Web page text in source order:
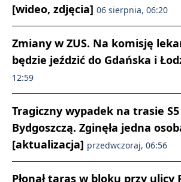
[wideo, zdjęcia] 06 sierpnia, 06:20
Zmiany w ZUS. Na komisję
będzie jeździć do Gdańska i
12:59
Tragiczny wypadek na trasie
Bydgoszczą. Zginęła jedna
[aktualizacja] przedwczoraj, 06:56
Płonął taras w bloku przy ulicy